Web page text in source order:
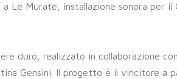
Le Murate, installazione sonora per il
duro, realizzato in collaborazione
Gensini. Il progetto è il vincitore a